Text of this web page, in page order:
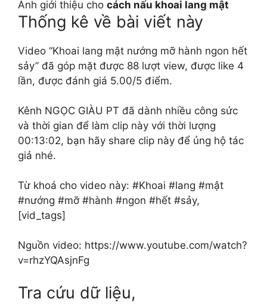
Ảnh giới thiệu cho cách nấu khoai lang mật
Thống kê về bài viết này
Video “Khoai lang mật nướng mỡ hành ngon hết
sảy” đã góp mặt được 88 lượt view, được like 4
lần, được đánh giá 5.00/5 điểm.
Kênh NGỌC GIÀU PT đã dành nhiều công sức
và thời gian để làm clip này với thời lượng
00:13:02, bạn hãy share clip này để ủng hộ tác
giả nhé.
Từ khoá cho video này: #Khoai #lang #mật
#nướng #mỡ #hành #ngon #hết #sảy,
[vid_tags]
Nguồn video: https://www.youtube.com/watch?
v=rhzYQAsjnFg
Tra cứu dữ liệu,